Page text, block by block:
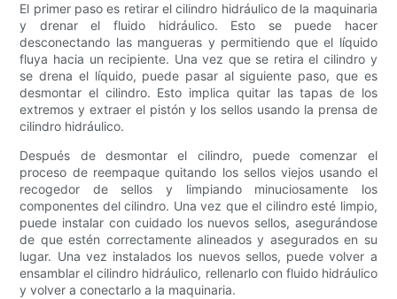
El primer paso es retirar el cilindro hidráulico de la maquinaria
y drenar el fluido hidráulico. Esto se puede hacer
desconectando las mangueras y permitiendo que el líquido
fluya hacia un recipiente. Una vez que se retira el cilindro y
se drena el líquido, puede pasar al siguiente paso, que es
desmontar el cilindro. Esto implica quitar las tapas de los
extremos y extraer el pistón y los sellos usando la prensa de
cilindro hidráulico.
Después de desmontar el cilindro, puede comenzar el
proceso de reempaque quitando los sellos viejos usando el
recogedor de sellos y limpiando minuciosamente los
componentes del cilindro. Una vez que el cilindro esté limpio,
puede instalar con cuidado los nuevos sellos, asegurándose
de que estén correctamente alineados y asegurados en su
lugar. Una vez instalados los nuevos sellos, puede volver a
ensamblar el cilindro hidráulico, rellenarlo con fluido hidráulico
y volver a conectarlo a la maquinaria.